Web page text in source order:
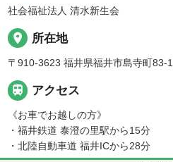
社会福祉法人 清水新生会
place 所在地
〒910-3623 福井県福井市島寺町83-1
 アクセス
《お車でお越しの方》
・福井鉄道 泰澄の里駅から15分
・北陸自動車道 福井ICから28分